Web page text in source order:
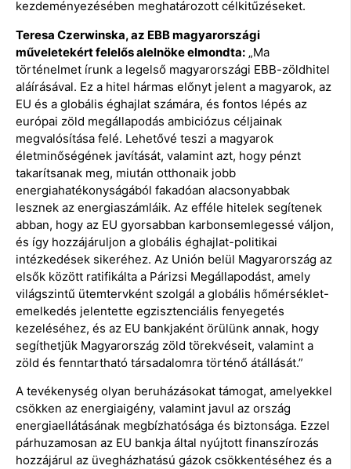
kezdeményezésében meghatározott célkitűzéseket.
Teresa Czerwinska, az EBB magyarországi
műveletekért felelős alelnöke elmondta: „Ma
történelmet írunk a legelső magyarországi EBB-zöldhitel
aláírásával. Ez a hitel hármas előnyt jelent a magyarok, az
EU és a globális éghajlat számára, és fontos lépés az
európai zöld megállapodás ambiciózus céljainak
megvalósítása felé. Lehetővé teszi a magyarok
életminőségének javítását, valamint azt, hogy pénzt
takarítsanak meg, miután otthonaik jobb
energiahatékonyságából fakadóan alacsonyabbak
lesznek az energiaszámláik. Az efféle hitelek segítenek
abban, hogy az EU gyorsabban karbonsemlegessé váljon,
és így hozzájáruljon a globális éghajlat-politikai
intézkedések sikeréhez. Az Unión belül Magyarország az
elsők között ratifikálta a Párizsi Megállapodást, amely
világszintű ütemtervként szolgál a globális hőmérséklet-
emelkedés jelentette egzisztenciális fenyegetés
kezeléséhez, és az EU bankjaként örülünk annak, hogy
segíthetjük Magyarország zöld törekvéseit, valamint a
zöld és fenntartható társadalomra történő átállását.”
A tevékenység olyan beruházásokat támogat, amelyekkel
csökken az energiaigény, valamint javul az ország
energiaellátásának megbízhatósága és biztonsága. Ezzel
párhuzamosan az EU bankja által nyújtott finanszírozás
hozzájárul az üvegházhatású gázok csökkentéséhez és a